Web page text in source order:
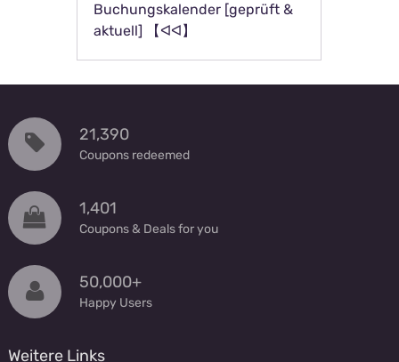
Buchungskalender [geprüft &
aktuell] 【ᐊᐊ】
21,390
Coupons redeemed
1,401
Coupons & Deals for you
50,000+
Happy Users
Weitere Links